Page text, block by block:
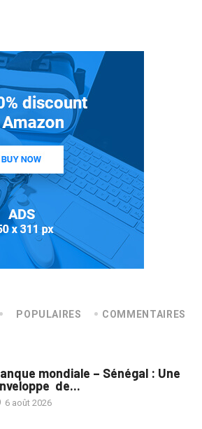
POPULAIRES COMMENTAIRES
mondiale – Sénégal : Une
de...
6 août 2026